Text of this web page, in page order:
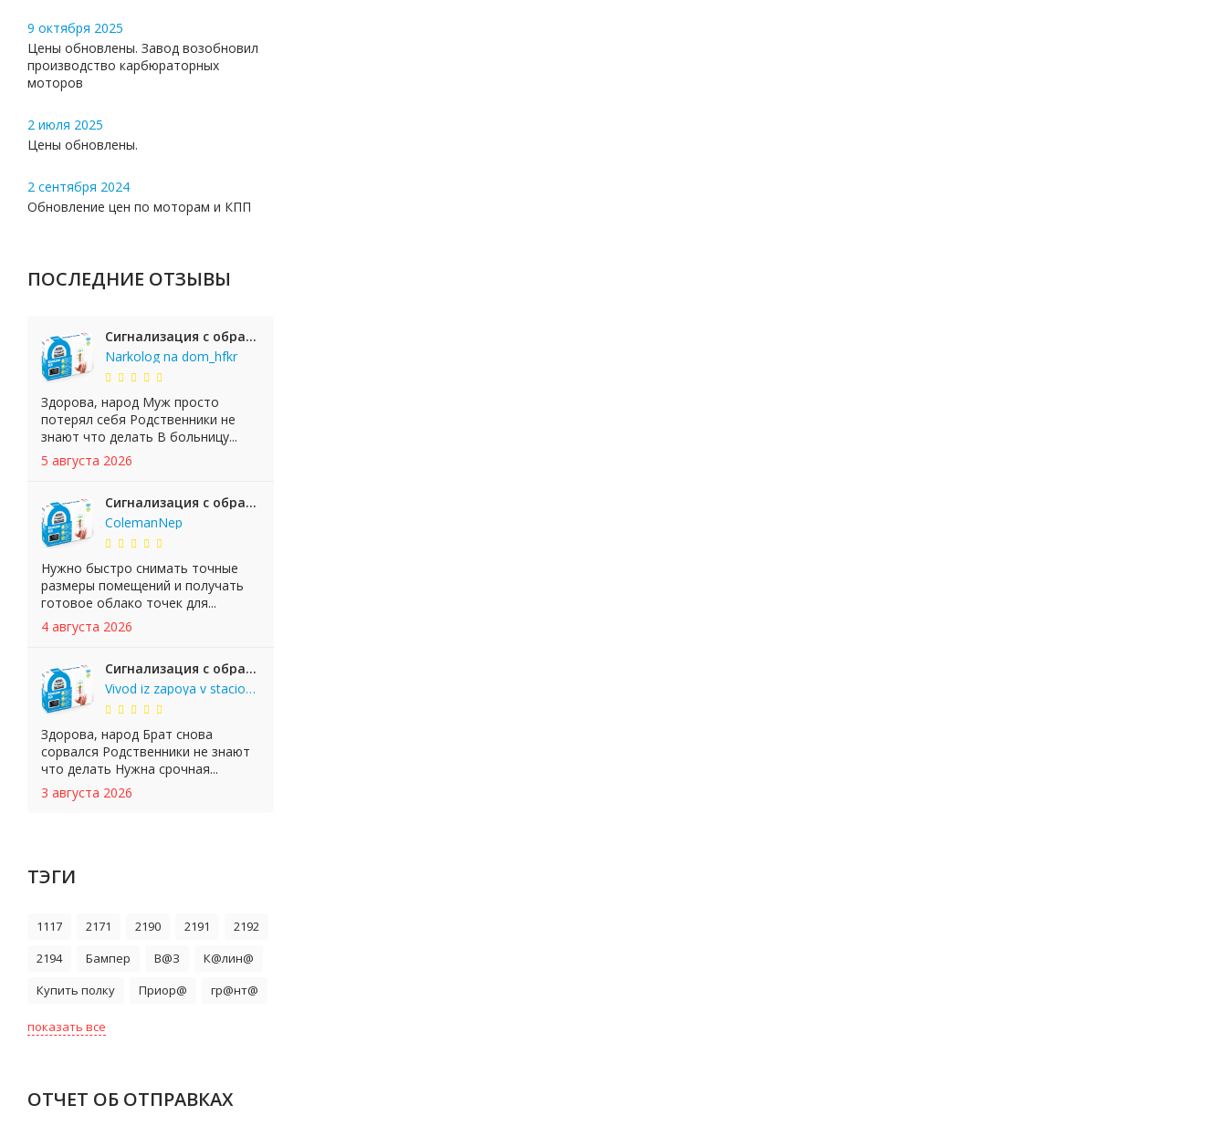
9 октября 2025
Цены обновлены. Завод возобновил
производство карбюраторных
моторов
2 июля 2025
Цены обновлены.
2 сентября 2024
Обновление цен по моторам и КПП
ПОСЛЕДНИЕ ОТЗЫВЫ
Сигнализация с обратной связью StarLine E65 BT 2CAN+LIN
Narkolog na dom_hfkr
Здорова, народ Муж просто
потерял себя Родственники не
знают что делать В больницу...
5 августа 2026
Сигнализация с обратной связью StarLine E65 BT 2CAN+LIN
ColemanNep
Нужно быстро снимать точные
размеры помещений и получать
готовое облако точек для...
4 августа 2026
Сигнализация с обратной связью StarLine E65 BT 2CAN+LIN
Vivod iz zapoya v stacionare_ruKr
Здорова, народ Брат снова
сорвался Родственники не знают
что делать Нужна срочная...
3 августа 2026
ТЭГИ
1117 2171 2190 2191
2192
2194
Бампер В@З
К@лин@
Купить полку
Приор@ гр@нт@
показать все
ОТЧЕТ ОБ ОТПРАВКАХ